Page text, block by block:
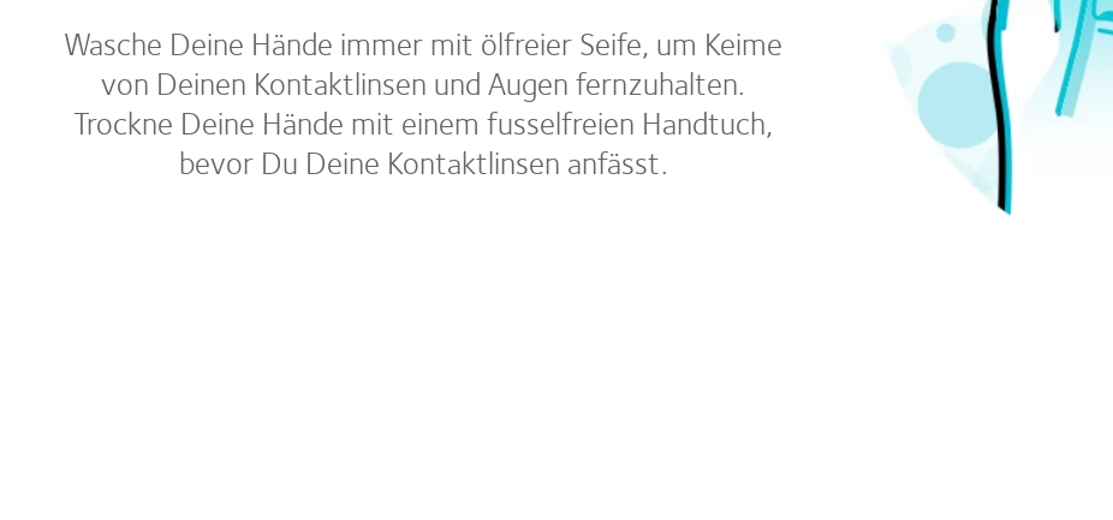
Wasche Deine Hände immer mit ölfreier Seife, um Keime
von Deinen Kontaktlinsen und Augen fernzuhalten.
Trockne Deine Hände mit einem fusselfreien Handtuch,
bevor Du Deine Kontaktlinsen anfässt.